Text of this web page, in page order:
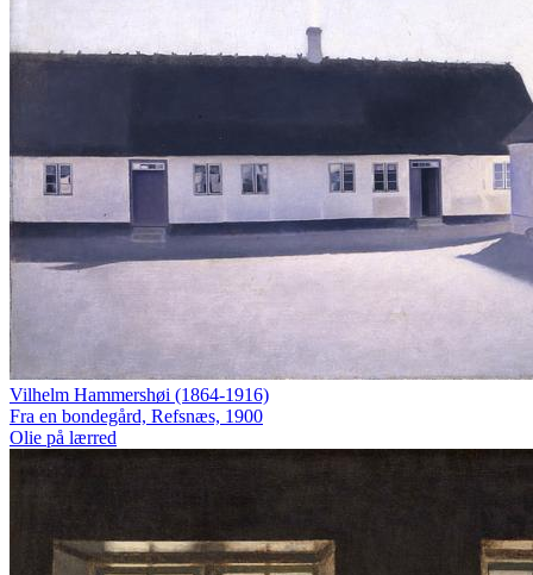
Vilhelm Hammershøi (1864-1916)
Fra en bondegård, Refsnæs, 1900
Olie på lærred